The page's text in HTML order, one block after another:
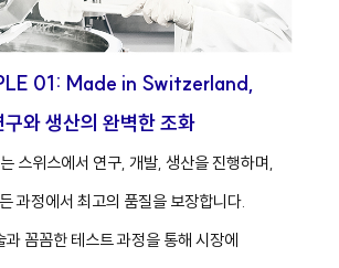
01: Made in Switzerland,
구와 생산의 완벽한 조화
스위스에서 연구, 개발, 생산을 진행하며,
과정에서 최고의 품질을 보장합니다.
과 꼼꼼한 테스트 과정을 통해 시장에